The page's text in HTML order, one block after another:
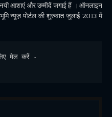
आशाएं और उम्मीदें जगाई हैं । ऑनलाइन
न्यूज़ पोर्टल की शुरुवात जुलाई 2013 में
मेल करें -